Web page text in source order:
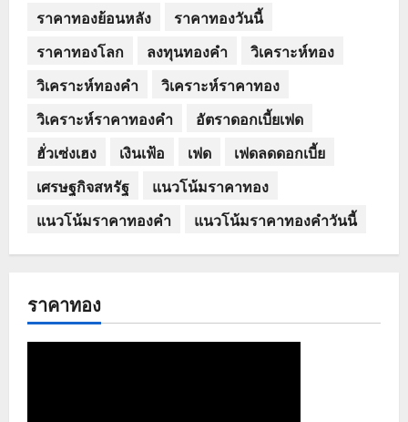
ราคาทองย้อนหลัง
ราคาทองวันนี้
ราคาทองโลก
ลงทุนทองคำ
วิเคราะห์ทอง
วิเคราะห์ทองคำ
วิเคราะห์ราคาทอง
วิเคราะห์ราคาทองคำ
อัตราดอกเบี้ยเฟด
ฮั่วเซ่งเฮง
เงินเฟ้อ เฟด
เฟดลดดอกเบี้ย
เศรษฐกิจสหรัฐ
แนวโน้มราคาทอง
แนวโน้มราคาทองคำ
แนวโน้มราคาทองคำวันนี้
ราคาทอง